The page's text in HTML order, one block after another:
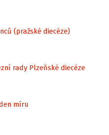
(pražské diecéze)
rady Plzeňské diecéze
míru